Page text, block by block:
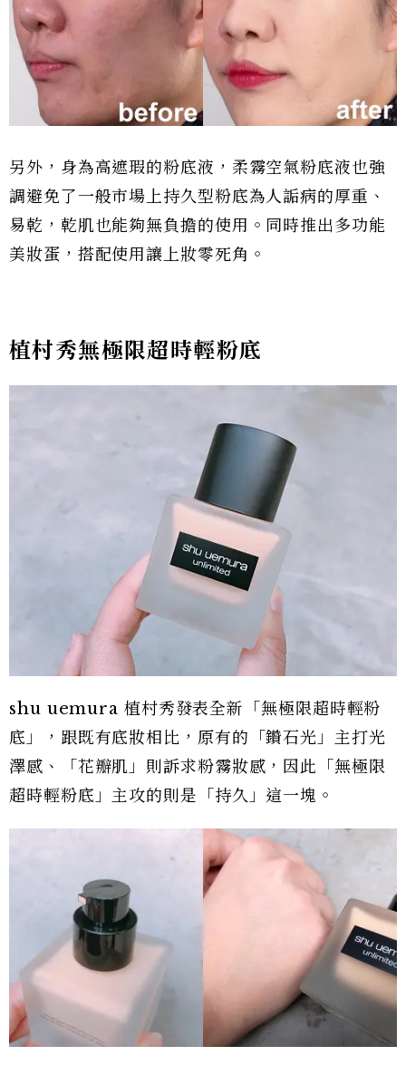
另外，身為高遮瑕的粉底液，柔霧空氣粉底液也強
調避免了一般市場上持久型粉底為人詬病的厚重、
易乾，乾肌也能夠無負擔的使用。同時推出多功能
美妝蛋，搭配使用讓上妝零死角。
植村秀無極限超時輕粉底
shu uemura 植村秀發表全新「無極限超時輕粉
底」，跟既有底妝相比，原有的「鑽石光」主打光
澤感、「花瓣肌」則訴求粉霧妝感，因此「無極限
超時輕粉底」主攻的則是「持久」這一塊。